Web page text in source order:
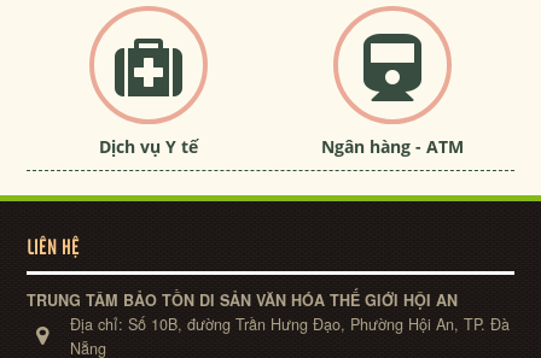
Dịch vụ Y tế Ngân hàng - ATM
LIÊN HỆ
TRUNG TÂM BẢO TỒN DI SẢN VĂN HÓA THẾ GIỚI HỘI AN
Địa chỉ:Số 10B, đường Trần Hưng Đạo, Phường Hội An, TP. Đà
Nẵng